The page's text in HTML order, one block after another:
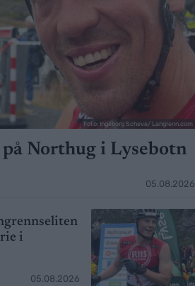
Foto: Ingeborg Scheve/ Langrenn.com
Northug i Lysebotn
05.08.2026
i
05.08.2026